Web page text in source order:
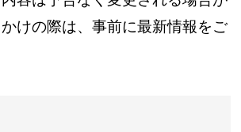
けの際は、事前に最新情報をご